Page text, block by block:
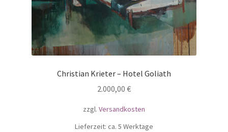
Christian Krieter – Hotel Goliath
2.000,00 €
zzgl. Versandkosten
Lieferzeit: ca. 5 Werktage